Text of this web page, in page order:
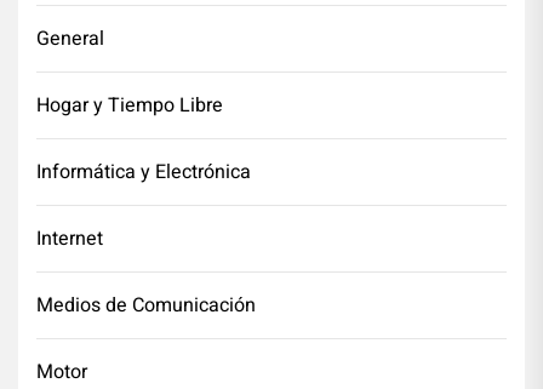
General
Hogar y Tiempo Libre
Informática y Electrónica
Internet
Medios de Comunicación
Motor